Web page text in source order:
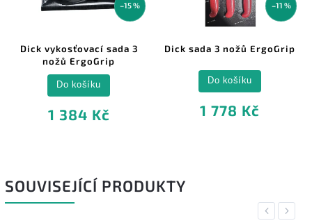
–15 %
Dick vykosťovací sada 3
nožů ErgoGrip
1 384 Kč
Do košíku
–11 %
Dick sada 3 nožů ErgoGrip
1 778 Kč
Do košíku
SOUVISEJÍCÍ PRODUKTY
Previous
Next